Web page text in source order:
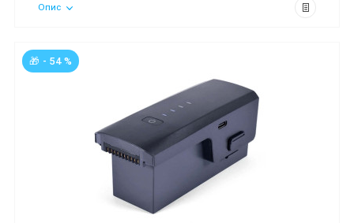
Опис
🎁 - 54 %